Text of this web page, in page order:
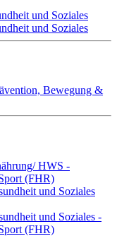
und Soziales
und Soziales
Bewegung &
HWS -
(FHR)
und Soziales
und Soziales -
(FHR)